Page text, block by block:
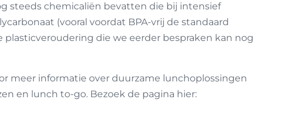
steeds chemicaliën bevatten die bij intensief
(vooral voordat BPA-vrij de standaard
die we eerder bespraken kan nog
meer informatie over duurzame lunchoplossingen
en lunch to-go. Bezoek de pagina hier: